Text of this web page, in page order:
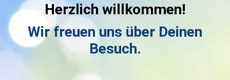
Herzlich willkommen!
Wir freuen uns über Deinen
Besuch.